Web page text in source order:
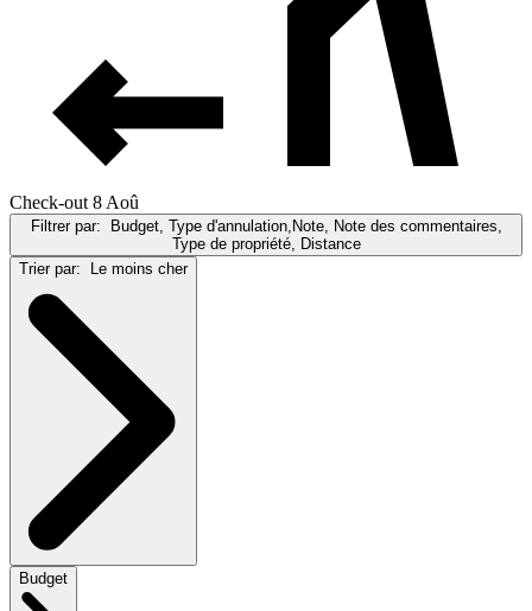
Check-out 8 Aoû
Filtrer par:
Budget, Type d'annulation,Note, Note des commentaires,
Type de propriété, Distance
Trier par:
Le moins cher
Budget